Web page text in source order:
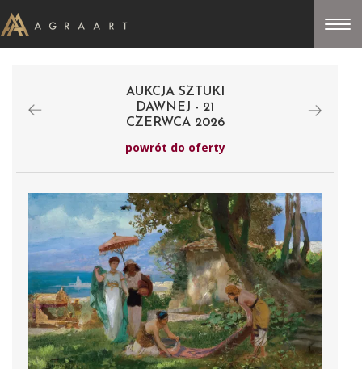
AUKCJA SZTUKI
DAWNEJ - 21
CZERWCA 2026
powrót do oferty